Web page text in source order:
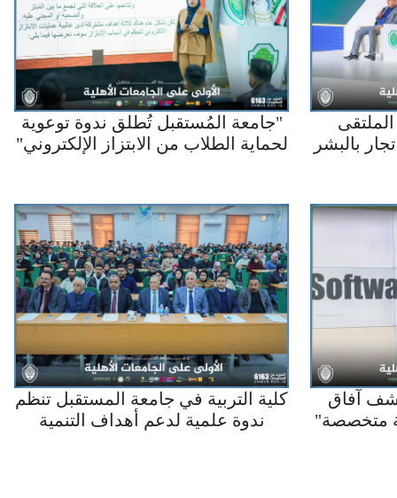
بالبشر
"جامعة المُستقبل تُطلق ندوة توعوية
لحماية الطلاب من الابتزاز الإلكتروني"
آفاق
متخصصة"
كلية التربية في جامعة المستقبل تنظم
ندوة علمية لدعم أهداف التنمية